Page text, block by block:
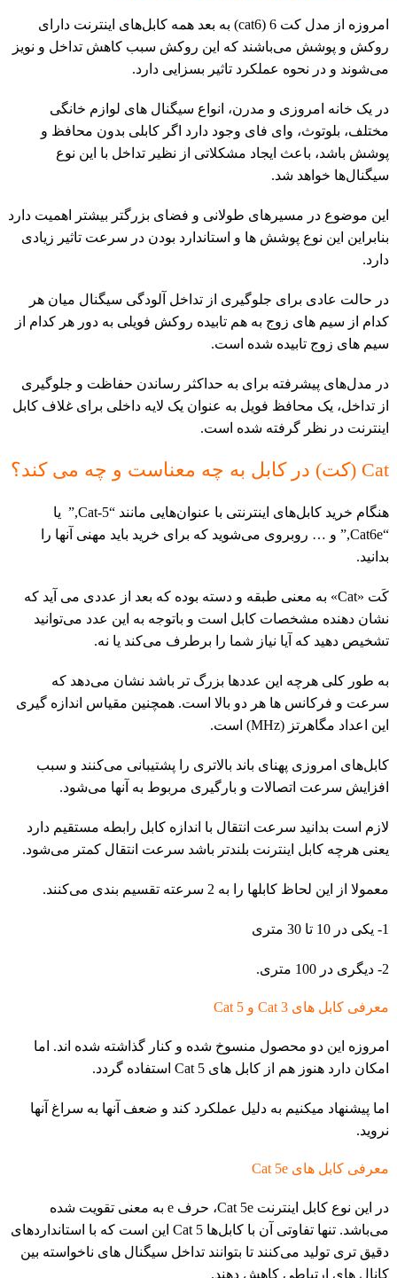
امروزه از مدل کت 6 (cat6) به بعد همه کابل‌های اینترنت دارای
روکش و پوشش می‌باشند که این روکش سبب کاهش تداخل و نویز
می‌شوند و در نحوه عملکرد تاثیر بسزایی دارد.
در یک خانه امروزی و مدرن، انواع سیگنال های لوازم خانگی
مختلف، بلوتوث، وای فای وجود دارد اگر کابلی بدون محافظ و
پوشش باشد، باعث ایجاد مشکلاتی از نظیر تداخل با این نوع
سیگنال‌ها خواهد شد.
این موضوع در مسیرهای طولانی و فضای بزرگتر بیشتر اهمیت دارد
بنابراین این نوع پوشش ها و استاندارد بودن در سرعت تاثیر زیادی
دارد.
در حالت عادی برای جلوگیری از تداخل آلودگی سیگنال میان هر
کدام از سیم های زوج به هم تابیده روکش فویلی به دور هر کدام از
سیم های زوج تابیده شده است.
در مدل‌های پیشرفته برای به حداکثر رساندن حفاظت و جلوگیری
از تداخل، یک محافظ فویل به عنوان یک لایه داخلی برای غلاف کابل
اینترنت در نظر گرفته شده است.
Cat (کت) در کابل به چه معناست و چه می کند؟
هنگام خرید کابل‌های اینترنتی با عنوان‌هایی مانند “Cat-5,” یا
“Cat6e,” و … روبروی می‌شوید که برای خرید باید مهنی آنها را
بدانید.
کَت «Cat» به معنی طبقه و دسته بوده که بعد از عددی می آید که
نشان دهنده مشخصات کابل است و باتوجه به این عدد می‌توانید
تشخیص دهید که آیا نیاز شما را برطرف می‌کند یا نه.
به طور کلی هرچه این عددها بزرگ تر باشد نشان می‌دهد که
سرعت و فرکانس ها هر دو بالا است. همچنین مقیاس اندازه گیری
این اعداد مگاهرتز (MHz) است.
کابل‌های امروزی پهنای باند بالاتری را پشتیبانی می‌کنند و سبب
افزایش سرعت اتصالات و بارگیری مربوط به آنها می‌شود.
لازم است بدانید سرعت انتقال با اندازه کابل رابطه مستقیم دارد
یعنی هرچه کابل اینترنت بلندتر باشد سرعت انتقال کمتر می‌شود.
معمولا از این لحاظ کابلها را به 2 سرعته تقسیم بندی می‌کنند.
1- یکی در 10 تا 30 متری
2- دیگری در 100 متری.
معرفی کابل های Cat 3 و Cat 5
امروزه این دو محصول منسوخ شده و کنار گذاشته شده اند. اما
امکان دارد هنوز هم از کابل های Cat 5 استفاده گردد.
اما پیشنهاد میکنیم به دلیل عملکرد کند و ضعف آنها به سراغ آنها
نروید.
معرفی کابل های Cat 5e
در این نوع کابل اینترنت Cat 5e، حرف e به معنی تقویت شده
می‌باشد. تنها تفاوتی آن با کابل‌ها Cat 5 این است که با استانداردهای
دقیق تری تولید می‌کنند تا بتوانند تداخل سیگنال های ناخواسته بین
کانال های ارتباطی کاهش دهند.